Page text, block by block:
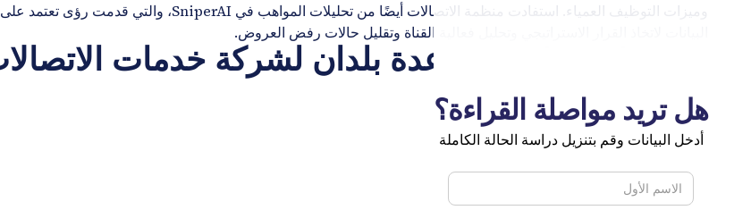
وميزات التوظيف العمياء. استفادت منظمة الاتصالات أيضًا من تحليلات المواهب في SniperAI، والتي قدمت رؤى تعتمد على
البيانات لاتخاذ القرار الاستراتيجي وتحليل فعالية القناة وتقليل حالات رفض العروض.
هل تريد مواصلة القراءة؟
أدخل البيانات وقم بتنزيل دراسة الحالة الكاملة